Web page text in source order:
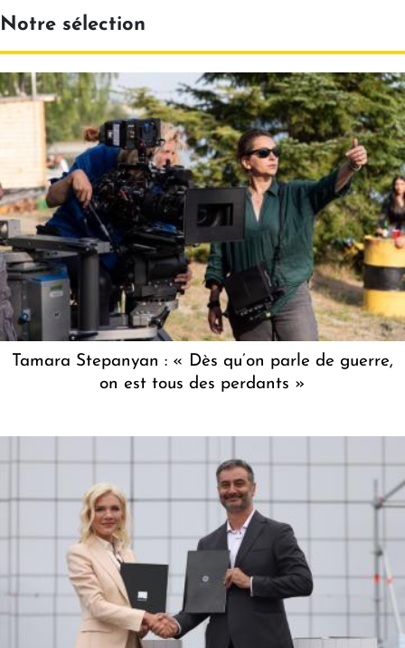
Notre sélection
Tamara Stepanyan : « Dès qu’on parle de guerre,
on est tous des perdants »